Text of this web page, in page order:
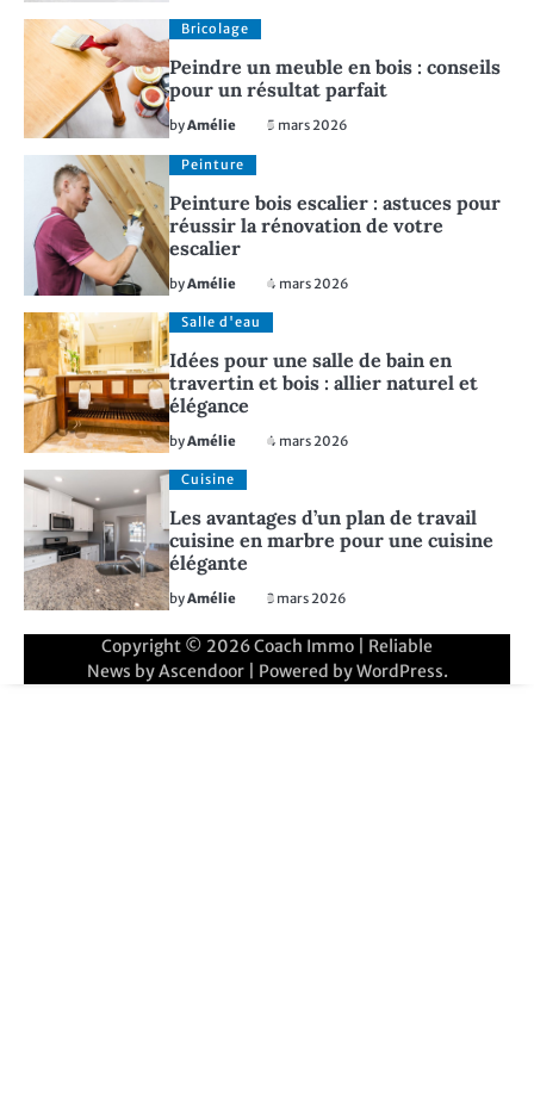
Bricolage
Peindre un meuble en bois : conseils
pour un résultat parfait
byAmélie 5 mars 2026
Peinture
Peinture bois escalier : astuces pour
réussir la rénovation de votre
escalier
byAmélie 4 mars 2026
Salle d'eau
Idées pour une salle de bain en
travertin et bois : allier naturel et
élégance
byAmélie 4 mars 2026
Cuisine
Les avantages d’un plan de travail
cuisine en marbre pour une cuisine
élégante
byAmélie 3 mars 2026
Copyright © 2026Coach Immo | Reliable
News byAscendoor| Powered byWordPress.